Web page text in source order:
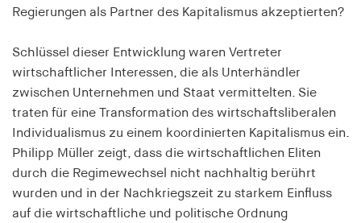
Regierungen als Partner des Kapitalismus akzeptierten?
Schlüssel dieser Entwicklung waren Vertreter
wirtschaftlicher Interessen, die als Unterhändler
zwischen Unternehmen und Staat vermittelten. Sie
traten für eine Transformation des wirtschaftsliberalen
Individualismus zu einem koordinierten Kapitalismus ein.
Philipp Müller zeigt, dass die wirtschaftlichen Eliten
durch die Regimewechsel nicht nachhaltig berührt
wurden und in der Nachkriegszeit zu starkem Einfluss
auf die wirtschaftliche und politische Ordnung
Anbieter:
7 Tage